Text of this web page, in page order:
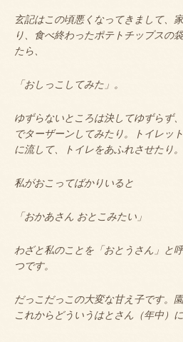
玄記はこの頃悪くなってきまして、
り、食べ終わったポテトチップスの
たら、
「おしっこしてみた」。
ゆずらないところは決してゆずらず
でターザーンしてみたり。トイレッ
に流して、トイレをあふれさせたり。
私がおこってばかりいると
「おかあさん おとこみたい」
わざと私のことを「おとうさん」と
つです。
だっこだっこの大変な甘え子です。
これからどういうはとさん（年中）に